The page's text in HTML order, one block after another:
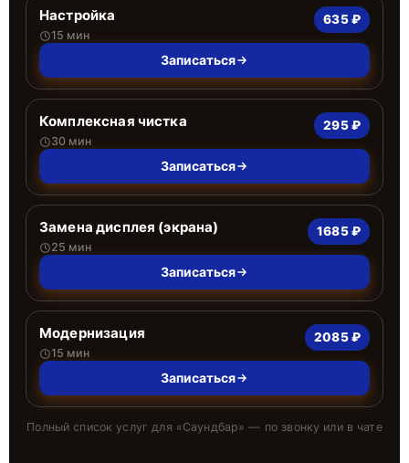
Настройка
15 мин
635 ₽
Записаться
Комплексная чистка
30 мин
295 ₽
Записаться
Замена дисплея (экрана)
25 мин
1685 ₽
Записаться
Модернизация
15 мин
2085 ₽
Записаться
Полный список услуг для «Саундбар» — по звонку или в чате